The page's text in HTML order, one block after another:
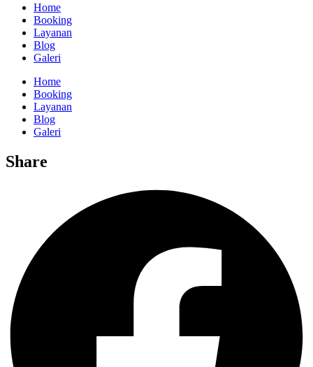
Home
Booking
Layanan
Blog
Galeri
Home
Booking
Layanan
Blog
Galeri
Share